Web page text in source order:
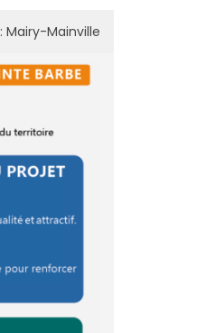
: Mairy-Mainville